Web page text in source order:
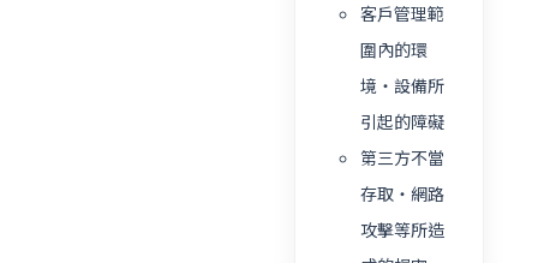
客戶管理範
圍內的環
境・設備所
引起的障礙
第三方不當
存取・網路
攻擊等所造